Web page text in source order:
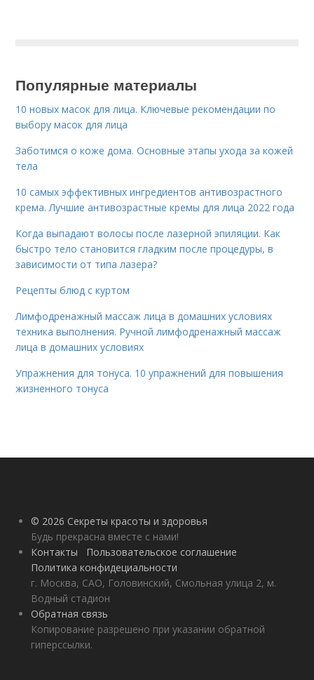
Популярные материалы
10 новых масок для лица. Ключевые рекомендации по
выбору масок для лица
Заботимся о коже дома. Основные этапы ухода за кожей
тела
10 самых эффективных ингредиентов антивозрастного
крема. Лучшие антивозрастные кремы для лица 2022 года
Когда выпадают волосы после лазерной эпиляции. Как
быстро тело становится гладким после процедуры, в
зависимости от типа лазера?
Рецепты блюд с куртом
Лимфодренажный массаж лица в домашних условиях
техника выполнения. Ручной лимфодренажный массаж
лица в домашних условиях
Упражнения для тонуса. 10 упражнений для повышения
жизненного тонуса
© 2026 Секреты красоты и здоровья
Будь прекрасна вместе с нами!
Контакты
Пользовательское соглашение
Политика конфидециальности
г. Москва, САО, Головинский, Смольная улица 2, м.
Водный стадион
Обратная связь
Копирование разрешено при указании обратной
гиперссылки.